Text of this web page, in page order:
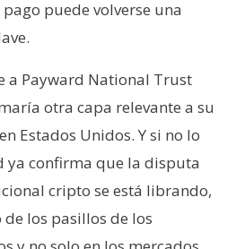
puede volverse una
a Payward National Trust
otra capa relevante a su
Estados Unidos. Y si no lo
ya confirma que la disputa
cripto se está librando,
los pasillos de los